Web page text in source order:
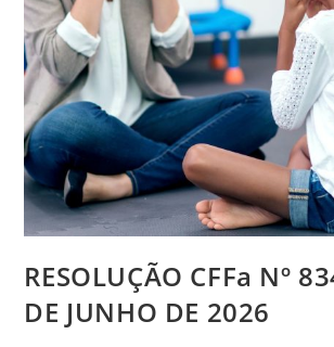
RESOLUÇÃO CFFa Nº
DE JUNHO DE 2026